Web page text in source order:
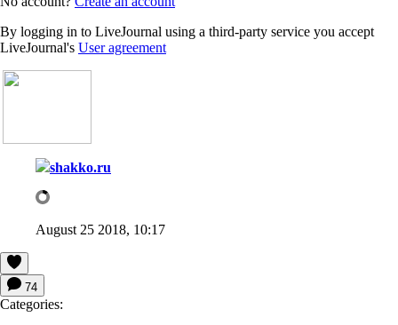
By logging in to LiveJournal using a third-party service you accept
LiveJournal's User agreement
shakko.ru
August 25 2018, 10:17
74
Categories: